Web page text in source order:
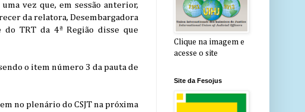
vez que, em sessão anterior,
da relatora, Desembargadora
TRT da 4ª Região disse que
o item número 3 da pauta de
no plenário do CSJT na próxima
Clique na imagem e
acesse o site
Site da Fesojus